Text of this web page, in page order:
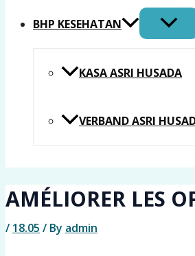
BHP KESEHATAN
KASA ASRI HUSADA
VERBAND ASRI
AMÉLIORER LES
/ 18.05 / By admin